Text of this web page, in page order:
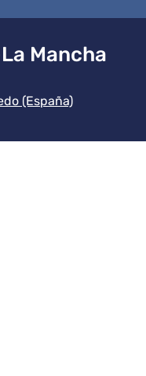
Mancha
(España)